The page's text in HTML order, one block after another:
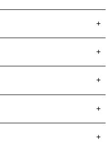
+
+
+
+
+